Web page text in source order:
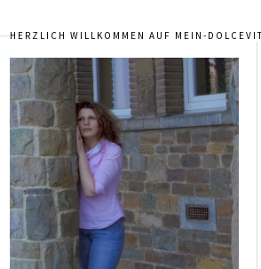
HERZLICH WILLKOMMEN AUF MEIN-